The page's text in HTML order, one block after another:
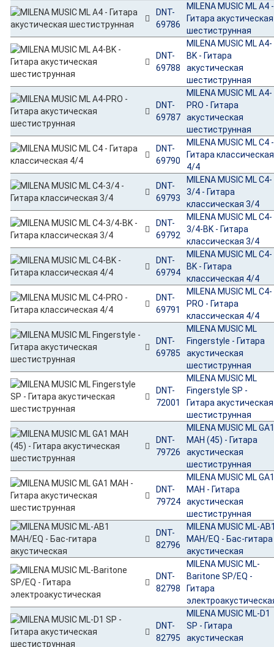
DNT-
69786
MILENA MUSIC ML A4 -
Гитара акустическая
шестиструнная
DNT-
69788
MILENA MUSIC ML A4-
BK - Гитара
акустическая
шестиструнная
DNT-
69787
MILENA MUSIC ML A4-
PRO - Гитара
акустическая
шестиструнная
DNT-
69790
MILENA MUSIC ML C4 -
Гитара классическая
4/4
DNT-
69793
MILENA MUSIC ML C4-
3/4 - Гитара
классическая 3/4
DNT-
69792
MILENA MUSIC ML C4-
3/4-BK - Гитара
классическая 3/4
DNT-
69794
MILENA MUSIC ML C4-
BK - Гитара
классическая 4/4
DNT-
69791
MILENA MUSIC ML C4-
PRO - Гитара
классическая 4/4
DNT-
69785
MILENA MUSIC ML
Fingerstyle - Гитара
акустическая
шестиструнная
DNT-
72001
MILENA MUSIC ML
Fingerstyle SP -
Гитара акустическая
шестиструнная
DNT-
79726
MILENA MUSIC ML
MAH (45) - Гитара
акустическая
шестиструнная
DNT-
79724
MILENA MUSIC ML
MAH - Гитара
акустическая
шестиструнная
DNT-
82796
MILENA MUSIC ML-
MAH/EQ - Бас-гитара
акустическая
DNT-
82798
MILENA MUSIC ML-
Baritone SP/EQ -
Гитара
DNT-
82795
MILENA MUSIC ML-D1
SP - Гитара
акустическая